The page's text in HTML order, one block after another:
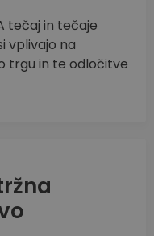
tečaj in tečaje
vplivajo na
trgu in te odločitve